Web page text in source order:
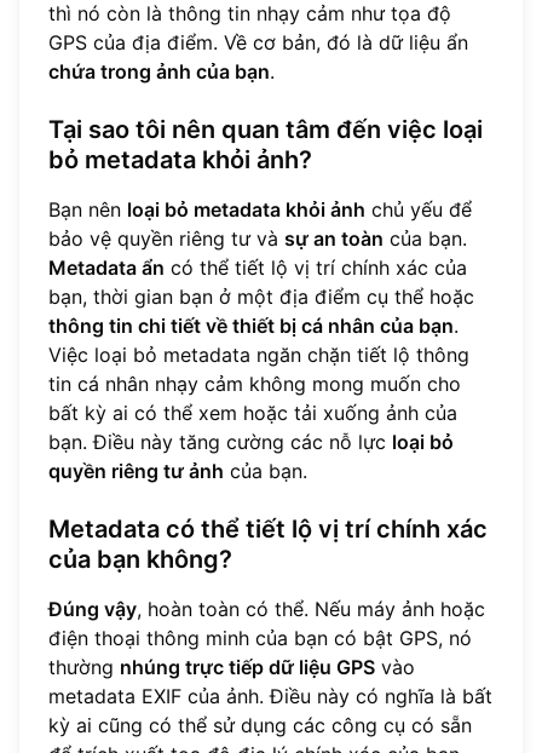
thì nó còn là thông tin nhạy cảm như tọa độ
GPS của địa điểm. Về cơ bản, đó là dữ liệu ẩn
chứa trong ảnh của bạn.
Tại sao tôi nên quan tâm đến việc loại
bỏ metadata khỏi ảnh?
Bạn nên loại bỏ metadata khỏi ảnh chủ yếu để
bảo vệ quyền riêng tư và sự an toàn của bạn.
Metadata ẩn có thể tiết lộ vị trí chính xác của
bạn, thời gian bạn ở một địa điểm cụ thể hoặc
thông tin chi tiết về thiết bị cá nhân của bạn.
Việc loại bỏ metadata ngăn chặn tiết lộ thông
tin cá nhân nhạy cảm không mong muốn cho
bất kỳ ai có thể xem hoặc tải xuống ảnh của
bạn. Điều này tăng cường các nỗ lực loại bỏ
quyền riêng tư ảnh của bạn.
Metadata có thể tiết lộ vị trí chính xác
của bạn không?
Đúng vậy, hoàn toàn có thể. Nếu máy ảnh hoặc
điện thoại thông minh của bạn có bật GPS, nó
thường nhúng trực tiếp dữ liệu GPS vào
metadata EXIF của ảnh. Điều này có nghĩa là bất
kỳ ai cũng có thể sử dụng các công cụ có sẵn